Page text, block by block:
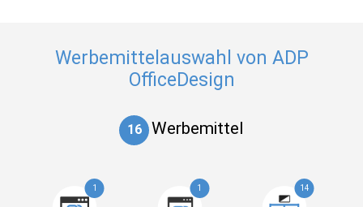
Werbemittelauswahl von ADP
OfficeDesign
16 Werbemittel
1 1 14